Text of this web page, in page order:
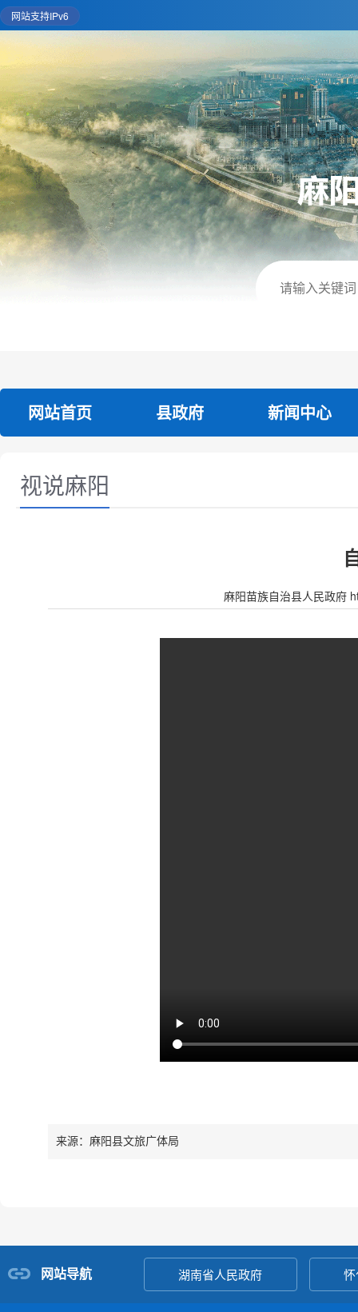
网站支持IPv6
网站首页 县政府 新闻中心
视说麻阳
麻阳苗族自治县人民政府
来源：麻阳县文旅广体局
网站导航 湖南省人民政府